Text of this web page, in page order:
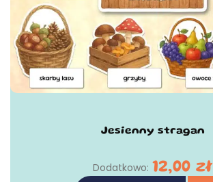
Jesienny stragan
Dodatkowo: 12,00 zł